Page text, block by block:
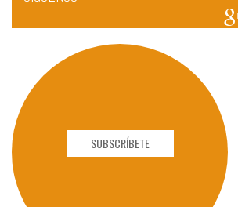
SUBSCRÍBETE